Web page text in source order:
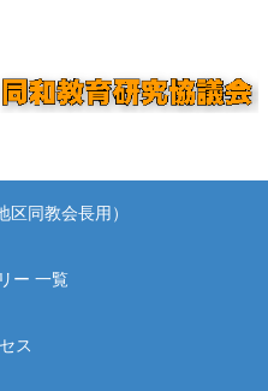
区同教会長用）
ー 一覧
ス